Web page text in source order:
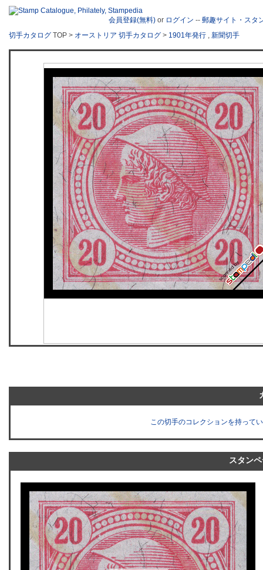
会員登録(無料) or ログイン -- 郵趣サイト・スタ
切手カタログ TOP > オーストリア 切手カタログ > 1901年発行 , 新聞切手
この切手のコレクションを持って
スタン